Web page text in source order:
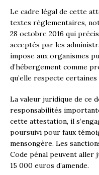
Le cadre légal de cette
textes réglementaires,
28 octobre 2016 qui
acceptés par les
impose aux organismes
d’hébergement comme
qu’elle respecte
La valeur juridique de ce
responsabilités
cette attestation, il
poursuivi pour faux
mensongère. Les
Code pénal peuvent aller
15 000 euros d’amende.